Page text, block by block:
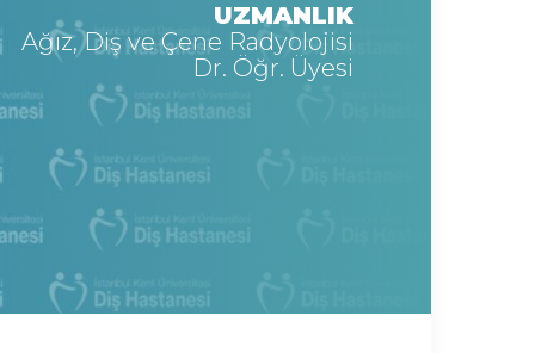
UZMANLIK
Ağız, Diş ve Çene Radyolojisi
Dr. Öğr. Üyesi